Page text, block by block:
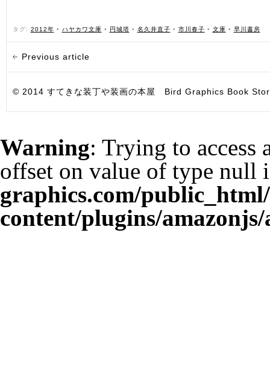
タグ: 2012年 • ハヤカワ文庫 • 円城塔 • 名久井直子 • 市川春子 • 文庫 • 早川書房
Previous article
© 2014 すてきな装丁や装画の本屋 Bird Graphics Book
Warning: Trying to access
offset on value of type null
graphics.com/
content/plugins/